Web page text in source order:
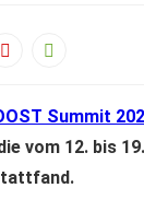
Summit
vom 12. bis